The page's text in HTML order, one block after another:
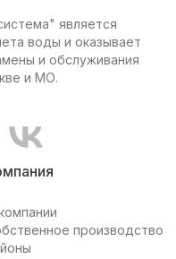
является
воды и оказывает
и обслуживания
и МО.
Мультисистемы
канал
ВКонтакте
производство